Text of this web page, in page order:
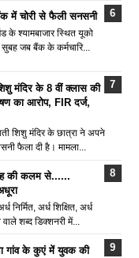
में चोरी से फैली सनसनी
के श्यामबाजार स्थित यूको
जब बैंक के कर्मचारि...
मंदिर के 8 वीं क्लास की
का आरोप, FIR दर्ज,
शिशु मंदिर के छात्रा ने अपने
फैला दी है। मामला...
की कलम से......
निर्मित, अर्ध शिक्षित, अर्ध
शब्द डिक्शनरी में...
गांव के कुएं में युवक की